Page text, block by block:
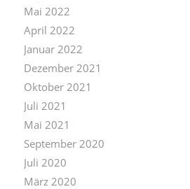
Mai 2022
April 2022
Januar 2022
Dezember 2021
Oktober 2021
Juli 2021
Mai 2021
September 2020
Juli 2020
März 2020